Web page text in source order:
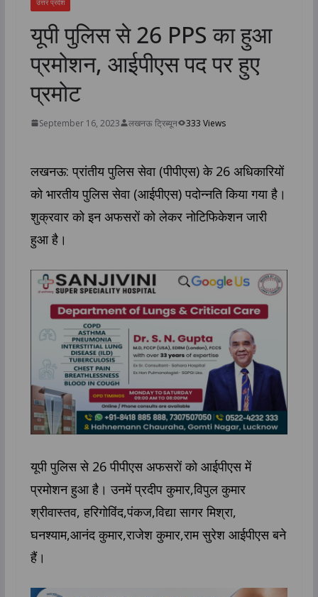
यूपी पुलिस से 26 PPS का हुआ
प्रमोशन, आईपीएस पद पर हुए
प्रमोट
September 16, 2023 लखनऊ ट्रिब्यून 333 Views
लखनऊ: प्रांतीय पुलिस सेवा (पीपीएस) के 26 अधिकारियों
को भारतीय पुलिस सेवा (आईपीएस) पदोन्नति किया गया है।
शुक्रवार को इन अफसरों को लेकर नोटिफिकेशन जारी
हुआ है।
यूपी पुलिस से 26 पीपीएस अफसरों को आईपीएस में
प्रमोशन हुआ है। उनमें प्रदीप कुमार,विपुल कुमार
श्रीवास्तव, हरिगोविंद,पंकज,विद्या सागर मिश्रा,
घनश्याम,आनंद कुमार,राजेश कुमार,राम सुरेश आईपीएस बने
हैं।